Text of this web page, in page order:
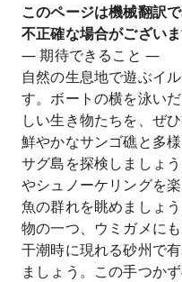
このページは機械翻訳
不正確な場合がございま
— 期待できること —
自然の生息地で遊ぶイ
す。ボートの横を泳い
しい生き物たちを、ぜ
鮮やかなサンゴ礁と多
サグ島を探検しましょ
やシュノーケリングを
魚の群れを眺めましょ
物の一つ、ウミガメに
干潮時に現れる砂州で
ましょう。この手つか